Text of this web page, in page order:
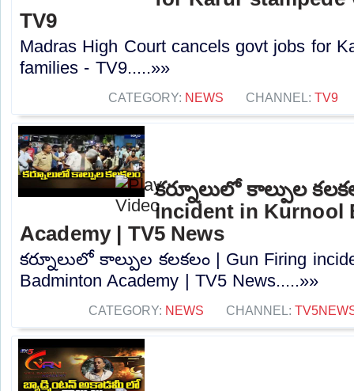
TV9
Madras High Court cancels govt jobs for
families - TV9.....»»
CATEGORY: NEWS CHANNEL: TV9
కర్నూలులో కాల్పుల
incident in Kurnool
Academy | TV5 News
కర్నూలులో కాల్పుల కలకలం | Gun Firing
Badminton Academy | TV5 News.....»»
CATEGORY: NEWS CHANNEL: